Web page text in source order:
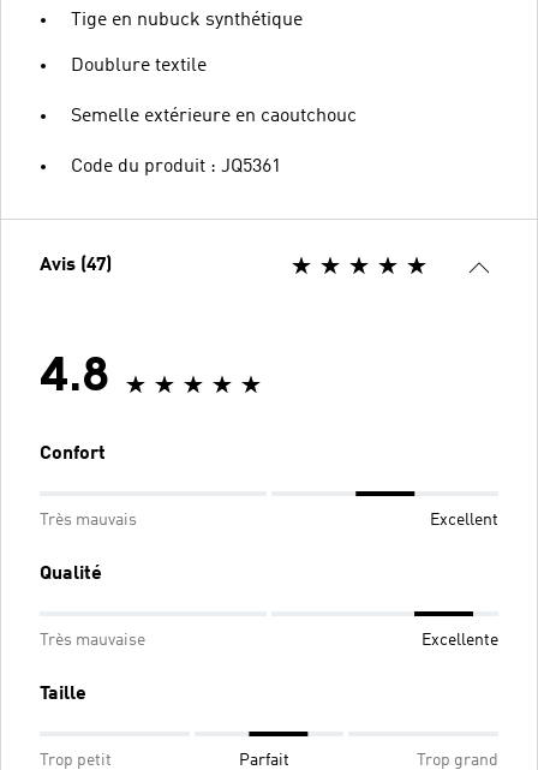
Tige en nubuck synthétique
Doublure textile
Semelle extérieure en caoutchouc
Code du produit : JQ5361
Avis (47)
4.8
Confort
Très mauvais Excellent
Qualité
Très mauvaise Excellente
Taille
Trop petit Parfait Trop grand